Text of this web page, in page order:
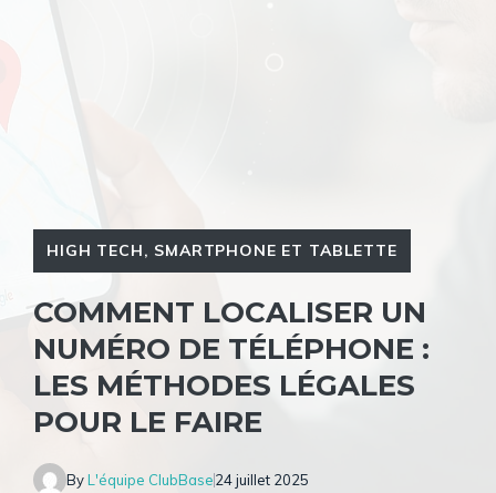
HIGH TECH, SMARTPHONE ET TABLETTE
COMMENT LOCALISER UN
NUMÉRO DE TÉLÉPHONE :
LES MÉTHODES LÉGALES
POUR LE FAIRE
ByL'équipe ClubBase24 juillet 2025